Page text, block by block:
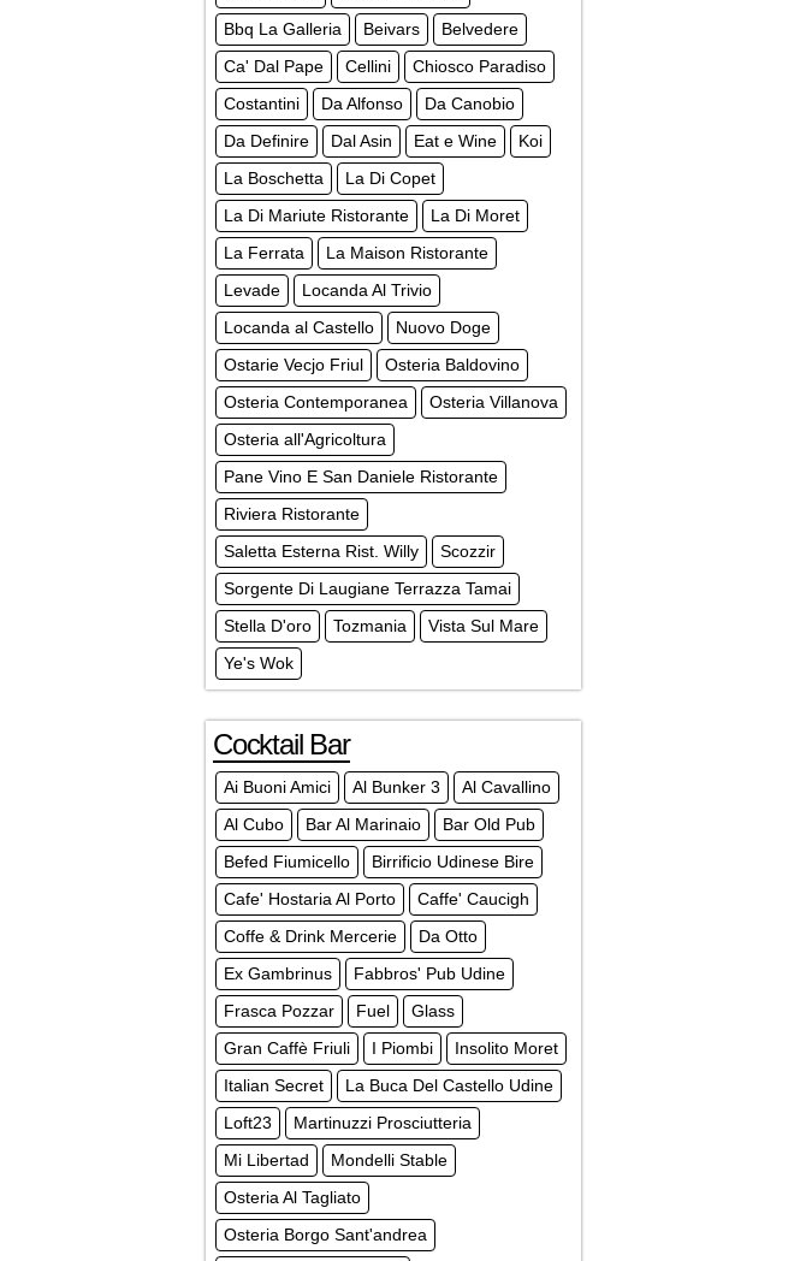
Bbq La Galleria
Beivars
Belvedere
Ca' Dal Pape
Cellini
Chiosco Paradiso
Costantini
Da Alfonso
Da Canobio
Da Definire
Dal Asin Eat e Wine
Koi
La Boschetta
La Di Copet
La Di Mariute Ristorante
La Di Moret
La Ferrata
La Maison Ristorante
Levade
Locanda Al Trivio
Locanda al Castello
Nuovo Doge
Ostarie Vecjo Friul
Osteria Baldovino
Osteria Contemporanea
Osteria Villanova
Osteria all'Agricoltura
Pane Vino E San Daniele Ristorante
Riviera Ristorante
Saletta Esterna Rist. Willy
Scozzir
Sorgente Di Laugiane Terrazza Tamai
Stella D'oro
Tozmania
Vista Sul Mare
Ye's Wok
Cocktail Bar
Ai Buoni Amici Al Bunker 3
Al Cavallino
Al Cubo
Bar Al Marinaio
Bar Old Pub
Befed Fiumicello
Birrificio Udinese Bire
Cafe' Hostaria Al Porto
Caffe' Caucigh
Coffe & Drink Mercerie
Da Otto
Ex Gambrinus
Fabbros' Pub Udine
Frasca Pozzar
Fuel
Glass
Gran Caffè Friuli
I Piombi
Insolito Moret
Italian Secret
La Buca Del Castello Udine
Loft23
Martinuzzi Prosciutteria
Mi Libertad
Mondelli Stable
Osteria Al Tagliato
Osteria Borgo Sant'andrea